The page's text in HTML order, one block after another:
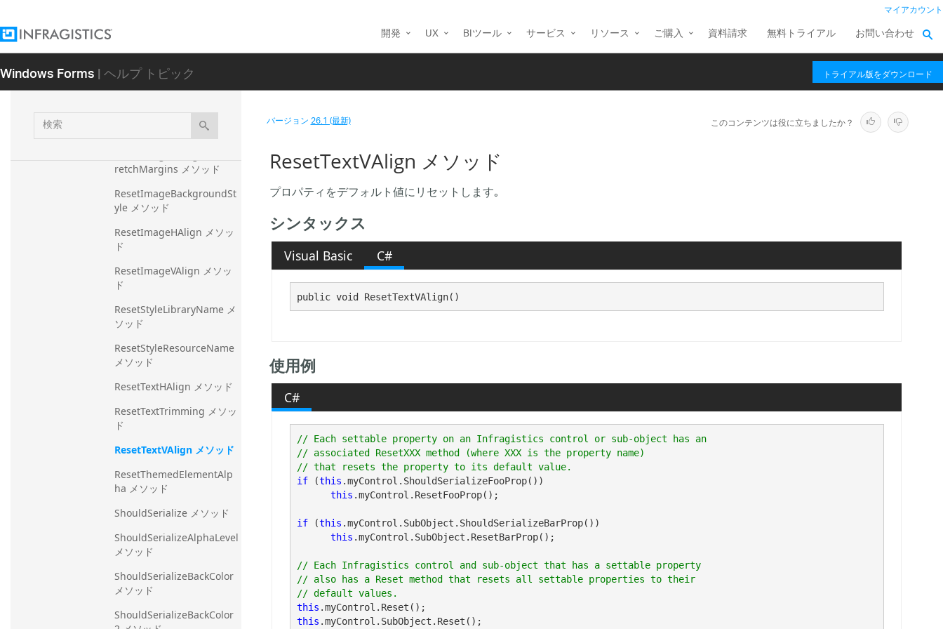
マイアカウント
開発 UX BIツール サービス リソース ご購入 資料請求 無料トライアル お問い合わせ
Windows Forms| ヘルプ トピック トライアル版をダウンロード
検
索
pha メソッド
ResetImageBackgroundDi
sabled メソッド
ResetImageBackgroundO
retchMargins メソッド
ResetImageBackgroundSt
yle メソッド
ResetImageHAlign メソッ
ド
ResetImageVAlign メソッ
ド
ResetStyleLibraryName メ
ソッド
ResetStyleResourceName
メソッド
ResetTextHAlign メソッド
ResetTextTrimming メソッ
ド
ResetTextVAlign メソッド
ResetThemedElementAlp
ha メソッド
ShouldSerialize メソッド
ShouldSerializeAlphaLevel
メソッド
ShouldSerializeBackColor
メソッド
ShouldSerializeBackColor
バージョン26.1 (最新) このコンテンツは役に立ちましたか？
ResetTextVAlign メソッド
プロパティをデフォルト値にリセットします｡
シンタックス
Visual Basic C#
public void ResetTextVAlign()
使用例
C#
// Each settable property on an Infragistics control or sub-object has an
// associated ResetXXX method (where XXX is the property name)
if (this .myControl.ShouldSerializeFooProp())
this .myControl.ResetFooProp();
if (this .myControl.SubObject.ShouldSerializeBarProp())
this .myControl.SubObject.ResetBarProp();
// Each Infragistics control and sub-object that has a settable property
// also has a Reset method that resets all settable properties to their
this
this .myControl.SubObject.Reset();